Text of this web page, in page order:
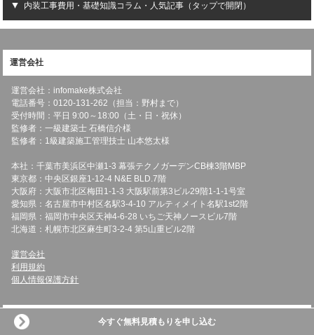
内装工事費用・基礎知識コラム・人気記事（タップで開閉）
運営会社
運営会社：infomake株式会社
電話番号：0120-131-262（担当：野村まで）
受付時間：平日 9:00～18:00（土・日・祝休）
監修者：一級建築士 石橋信介様
監修者：1級建築施工管理技士 山本悠太様
本社：千葉市美浜区中瀬1-3 幕張テクノガーデンCB棟3階MBP
東京都：中央区銀座1-12-4 N&E BLD.7階
大阪府：大阪市北区梅田1-1-3 大阪駅前第3ビル29階1-1-1号室
愛知県：名古屋市中村区名駅3-4-10 アルティメイト名駅1st2階
福岡県：福岡市中央区天神4-6-28 いちご天神ノースビル7階
北海道：札幌市北区麻生町3-2-4 第5山重ビル2階
運営会社
利用規約
個人情報保護方針
メニュー 今すぐ無料見積もりを申し込む